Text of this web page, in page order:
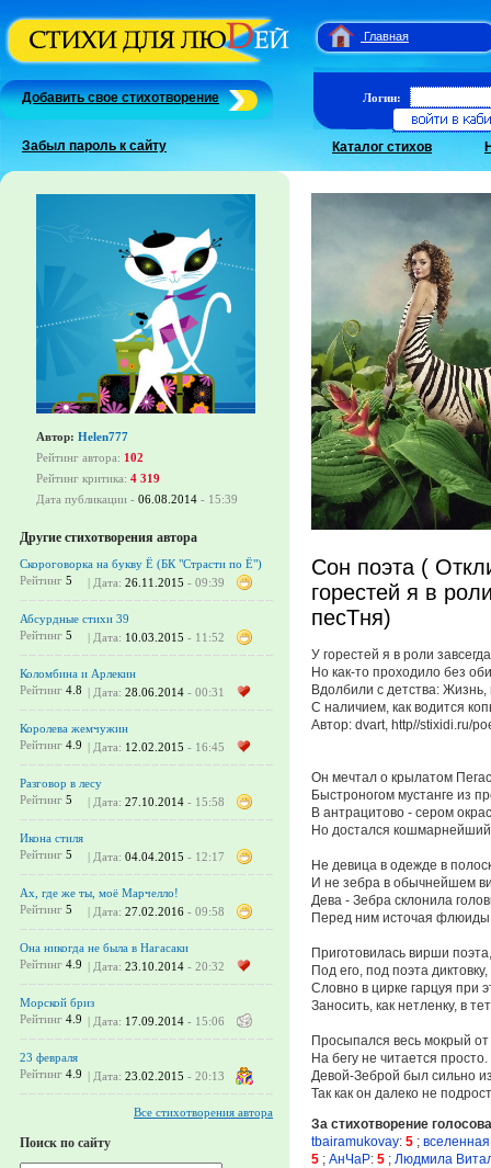
Главная
Добавить свое стихотворение
Забыл пароль к сайту
Логин:
Каталог стихов
Автор: Helen777
Рейтинг автора: 102
Рейтинг критика: 4 319
Дата публикации - 06.08.2014 - 15:39
Другие стихотворения автора
Скороговорка на букву Ё (БК "Страсти по Ё")
Рейтинг 5 | Дата: 26.11.2015 - 09:39
Абсурдные стихи 39
Рейтинг 5 | Дата: 10.03.2015 - 11:52
Коломбина и Арлекин
Рейтинг 4.8 | Дата: 28.06.2014 - 00:31
Королева жемчужин
Рейтинг 4.9 | Дата: 12.02.2015 - 16:45
Разговор в лесу
Рейтинг 5 | Дата: 27.10.2014 - 15:58
Икона стиля
Рейтинг 5 | Дата: 04.04.2015 - 12:17
Ах, где же ты, моё Марчелло!
Рейтинг 5 | Дата: 27.02.2016 - 09:58
Она никогда не была в Нагасаки
Рейтинг 4.9 | Дата: 23.10.2014 - 20:32
Морской бриз
Рейтинг 4.9 | Дата: 17.09.2014 - 15:06
23 февраля
Рейтинг 4.9 | Дата: 23.02.2015 - 20:13
Все стихотворения автора
Поиск по сайту
Сон поэта (
горестей я в
песТня)
У горестей я в роли
Но как-то проходило без
Вдолбили с детства:
С наличием, как водится
Автор: dvart, http//stixidi.ru/
Он мечтал о крылатом
Быстроногом мустанге из
В антрацитово - сером
Но достался
Не девица в одежде в
И не зебра в обычнейшем
Дева - Зебра склонила
Перед ним источая
Приготовилась вирши поэта,
Под его, под поэта диктовку,
Словно в цирке гарцуя при
Заносить, как нетленку, в
Просыпался весь мокрый от
На бегу не читается просто.
Девой-Зеброй был сильно
Так как он далеко не
За стихотворение
tbairamukovay: 5 ; вселенная
5 ; АнЧаР: 5 ; Людмила